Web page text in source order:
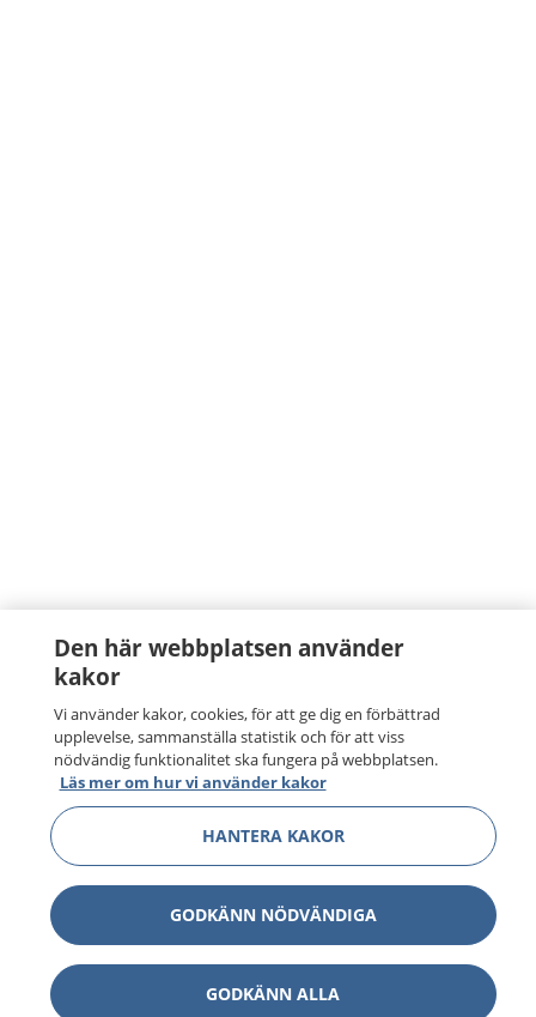
Den här webbplatsen använder
kakor
Vi använder kakor, cookies, för att ge dig en förbättrad
upplevelse, sammanställa statistik och för att viss
nödvändig funktionalitet ska fungera på webbplatsen.
Läs mer om hur vi använder kakor
HANTERA KAKOR
GODKÄNN NÖDVÄNDIGA
GODKÄNN ALLA